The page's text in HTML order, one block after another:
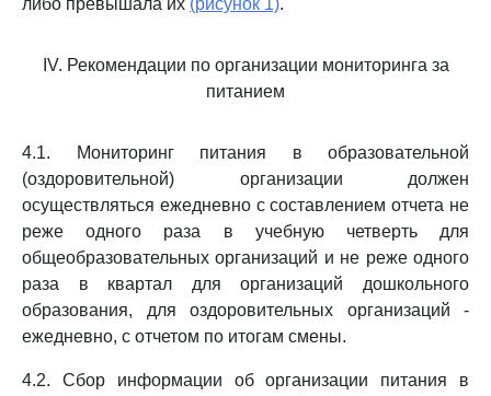
либо превышала их (рисунок 1).
IV. Рекомендации по организации мониторинга за
питанием
4.1. Мониторинг питания в образовательной
(оздоровительной) организации должен
осуществляться ежедневно с составлением отчета не
реже одного раза в учебную четверть для
общеобразовательных организаций и не реже одного
раза в квартал для организаций дошкольного
образования, для оздоровительных организаций -
ежедневно, с отчетом по итогам смены.
4.2. Сбор информации об организации питания в